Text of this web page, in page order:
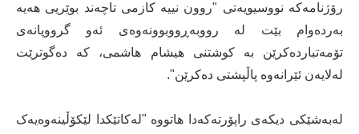
رۆژنامەکە نووسیویەتی "روون نییە کازمی تاچەند بوێریی هەیە
بەردەوام بێت لە رووبەڕووبوونەوەی ئەو گرووپانەی
تۆمەتباردەکرێن بە کوشتنی هیشام هاشمی، کە دەگوترێت
لەلایەن ئێرانەوە پاڵپشتی دەکرێن".
لەبەشێکی دیکەی راپۆرتەکەدا هاتووە "لەکاتێکدا لێکۆڵینەوەیەک